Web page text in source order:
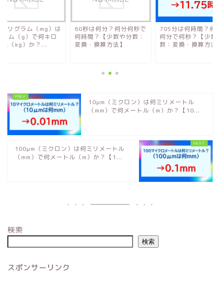
リグラム（mg）は
ラム（g）で何キロ
ム（kg）か？...
60秒は何分？何分何秒で
何時間？【少数や分数：
変換・換算方法】
705分は何時間？何
何分で何秒？【少数
数：変換・換算方法
10μm（ミクロン）は何ミリメートル
（mm）で何メートル（m）か？【10...
100μm（ミクロン）は何ミリメートル
（mm）で何メートル（m）か？【1...
検索
検索
スポンサーリンク